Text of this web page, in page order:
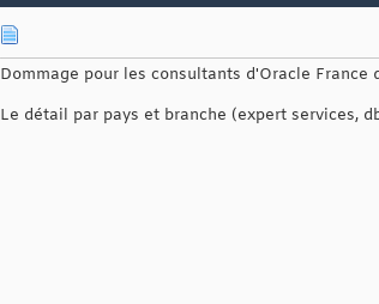
Dommage pour les consultants d'Oracle
Le détail par pays et branche (expert services,